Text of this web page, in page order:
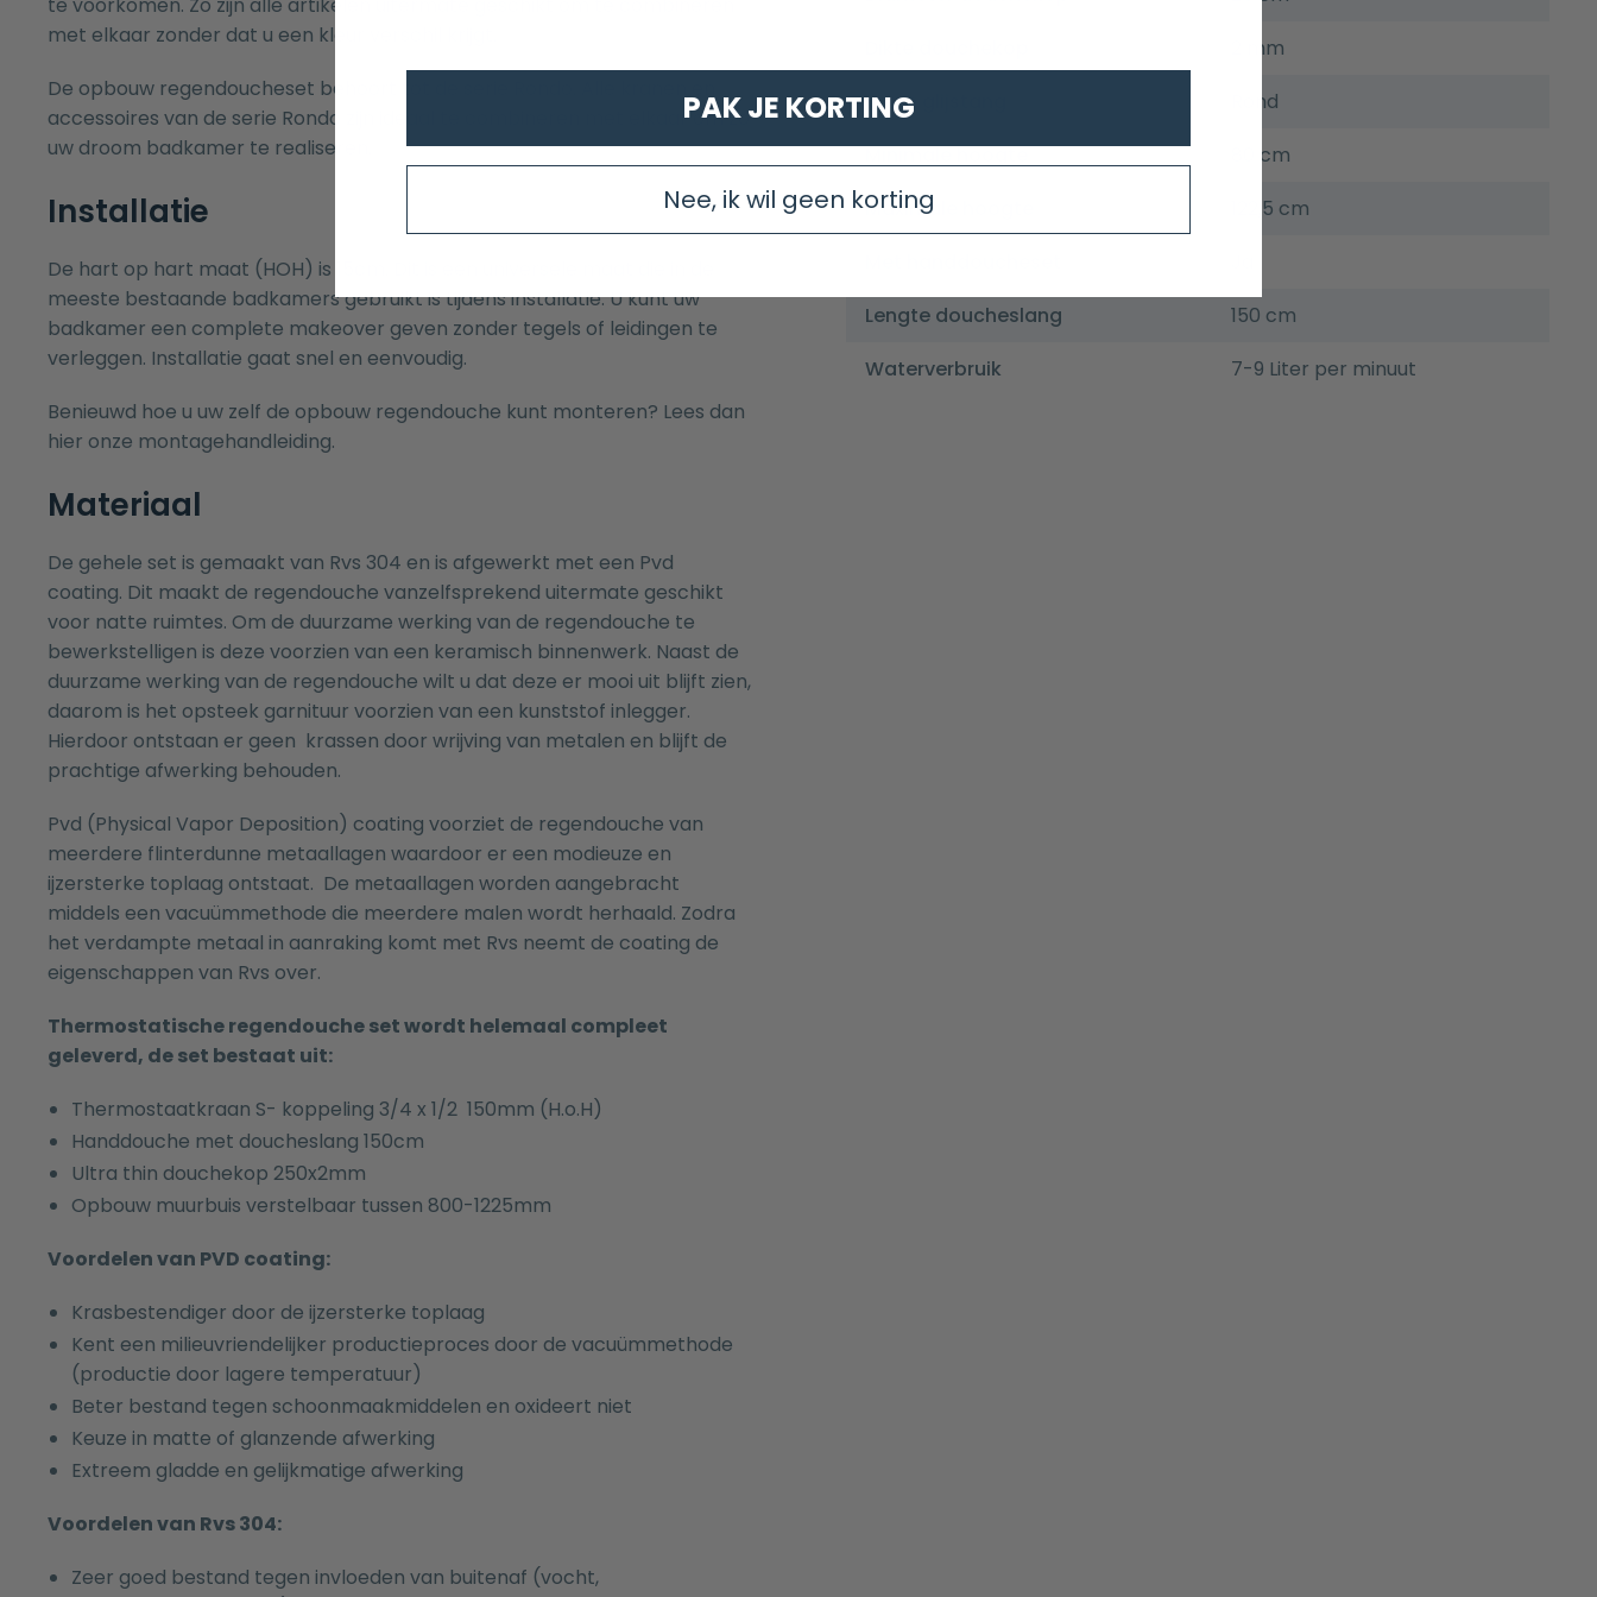
met elkaar zonder dat u een kleur verschil krijgt.
De opbouw regendoucheset behoort tot de serie Rondo. Alle kranen en
accessoires van de serie Rondo zijn ideaal te combineren met elkaar om zo
uw droom badkamer te realiseren.
Installatie
De hart op hart maat (HOH) is 15cm. Dit is een universele maat die in de
meeste bestaande badkamers gebruikt is tijdens installatie. U kunt uw
badkamer een complete makeover geven zonder tegels of leidingen te
verleggen. Installatie gaat snel en eenvoudig.
Benieuwd hoe u uw zelf de opbouw regendouche kunt monteren? Lees dan
hier onze montagehandleiding.
Materiaal
De gehele set is gemaakt van Rvs 304 en is afgewerkt met een Pvd
coating. Dit maakt de regendouche vanzelfsprekend uitermate geschikt
voor natte ruimtes. Om de duurzame werking van de regendouche te
bewerkstelligen is deze voorzien van een keramisch binnenwerk. Naast de
duurzame werking van de regendouche wilt u dat deze er mooi uit blijft zien,
daarom is het opsteek garnituur voorzien van een kunststof inlegger.
Hierdoor ontstaan er geen krassen door wrijving van metalen en blijft de
prachtige afwerking behouden.
Pvd (Physical Vapor Deposition) coating voorziet de regendouche van
meerdere flinterdunne metaallagen waardoor er een modieuze en
ijzersterke toplaag ontstaat. De metaallagen worden aangebracht
middels een vacuümmethode die meerdere malen wordt herhaald. Zodra
het verdampte metaal in aanraking komt met Rvs neemt de coating de
eigenschappen van Rvs over.
Thermostatische regendouche set wordt helemaal compleet
geleverd, de set bestaat uit:
Thermostaatkraan S- koppeling 3/4 x 1/2 150mm (H.o.H)
Handdouche met doucheslang 150cm
Ultra thin douchekop 250x2mm
Opbouw muurbuis verstelbaar tussen 800-1225mm
Voordelen van PVD coating:
Krasbestendiger door de ijzersterke toplaag
Kent een milieuvriendelijker productieproces door de vacuümmethode
(productie door lagere temperatuur)
Beter bestand tegen schoonmaakmiddelen en oxideert niet
Keuze in matte of glanzende afwerking
Extreem gladde en gelijkmatige afwerking
Voordelen van Rvs 304:
Zeer goed bestand tegen invloeden van buitenaf (vocht,
2 mm
Vorm glijstang
Rond
Minimale hoogte
80 cm
Maximale hoogte
122,5 cm
Lengte doucheslang
150 cm
Waterverbruik
7-9 Liter per minuut
PAK JE KORTING
Nee, ik wil geen korting